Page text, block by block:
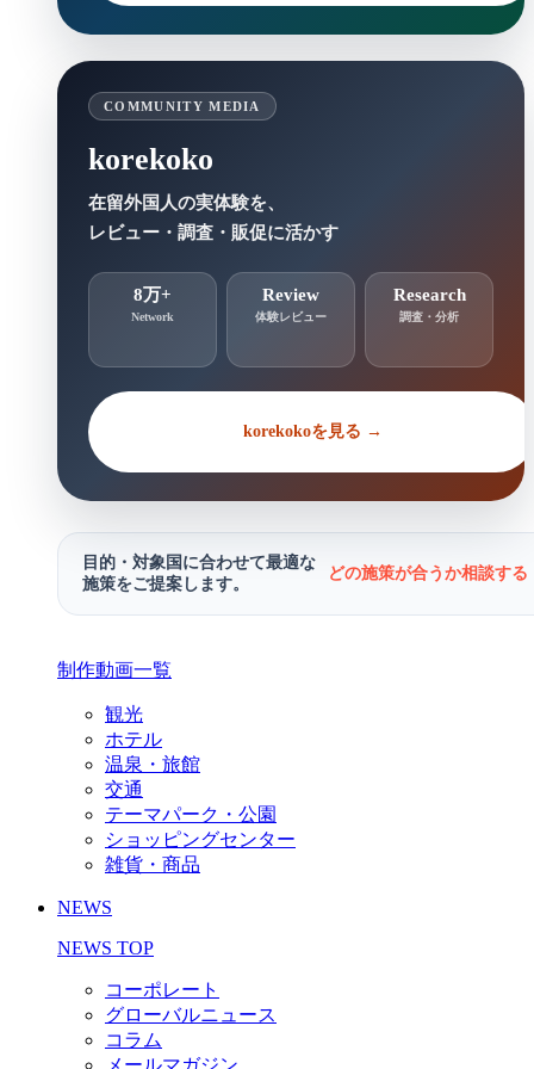
COMMUNITY MEDIA
korekoko
在留外国人の実体験を、
レビュー・調査・販促に活かす
8万+
Network
Review
体験レビュー
Research
調査・分析
korekokoを見る →
目的・対象国に合わせて最適な
施策をご提案します。
どの施策が合うか相談す
制作動画一覧
観光
ホテル
温泉・旅館
交通
テーマパーク・公園
ショッピングセンター
雑貨・商品
NEWS
NEWS TOP
コーポレート
グローバルニュース
コラム
メールマガジン